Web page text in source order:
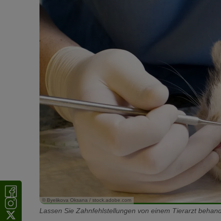
© Byelikova Oksana / stock.adobe.com
Lassen Sie Zahnfehlstellungen von einem Tierarzt